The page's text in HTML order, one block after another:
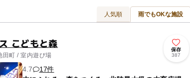
人気順 雨でもOKな施設
こどもと森
田町 / 室内遊び場
保存
387
4.7
17件